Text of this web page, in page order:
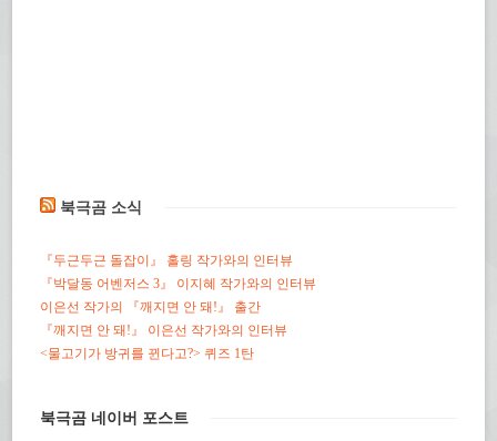
북극곰 소식
『두근두근 돌잡이』 홀링 작가와의 인터뷰
『박달동 어벤저스 3』 이지혜 작가와의 인터뷰
이은선 작가의 『깨지면 안 돼!』 출간
『깨지면 안 돼!』 이은선 작가와의 인터뷰
<물고기가 방귀를 뀐다고?> 퀴즈 1탄
북극곰 네이버 포스트